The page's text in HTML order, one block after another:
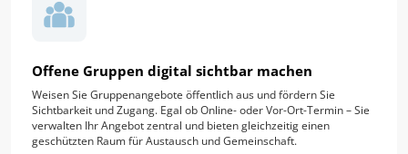
Offene Gruppen digital sichtbar machen
Weisen Sie Gruppenangebote öffentlich aus und fördern Sie
Sichtbarkeit und Zugang. Egal ob Online- oder Vor-Ort-Termin – Sie
verwalten Ihr Angebot zentral und bieten gleichzeitig einen
geschützten Raum für Austausch und Gemeinschaft.